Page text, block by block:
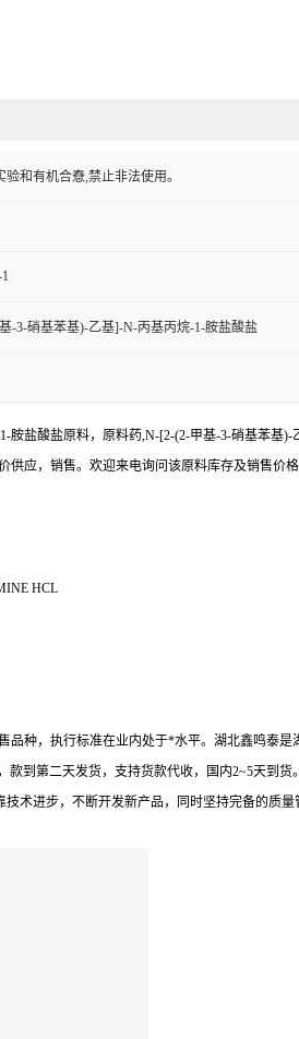
验和有机合憃,禁止非法使用。
-3-硝基苯基)-乙基]-N-丙基丙烷-1-胺盐酸盐
盐酸盐原料，原料药,N-[2-(2-甲基-3-硝基苯
应，销售。欢迎来电询问该原料库存及销售价格
HCL
种，执行标准在业内处于*水平。湖北鑫鸣泰
到第二天发货，支持货款代收，国内2~5天到
术进步，不断开发新产品，同时坚持完备的质